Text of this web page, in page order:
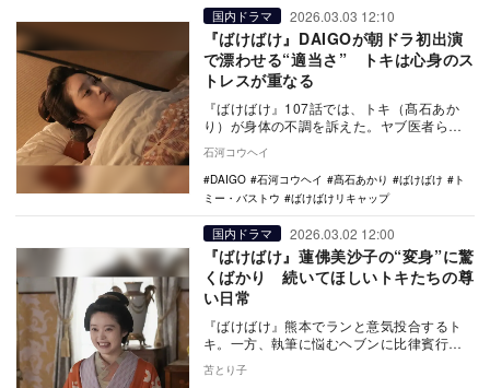
国内ドラマ 2026.03.03 12:10
『ばけばけ』DAIGOが朝ドラ初出演
で漂わせる“適当さ” トキは心身のス
トレスが重なる
『ばけばけ』107話では、トキ（髙石あか
り）が身体の不調を訴えた。ヤブ医者らし
で、北川…
石河コウヘイ
DAIGO
石河コウヘイ 髙石あかり ばけばけ
ト
ミー・バストウ
ばけばけリキャップ
国内ドラマ 2026.03.02 12:00
『ばけばけ』蓮佛美沙子の“変身”に驚
くばかり 続いてほしいトキたちの尊
い日常
『ばけばけ』熊本でランと意気投合するト
キ。一方、執筆に悩むヘブンに比律賓行き
が、彼女の異変…
苫とり子